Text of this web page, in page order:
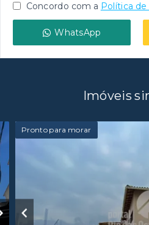
Concordo com a Política de
WhatsApp
Imóveis
Pronto para morar